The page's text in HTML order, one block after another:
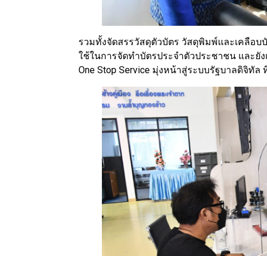
รวมทั้งจัดสรรวัสดุตัวบัตร วัสดุพิมพ์และเคลือบ
ใช้ในการจัดทำบัตรประจำตัวประชาชน และยั
One Stop Service มุ่งหน้าสู่ระบบรัฐบาลดิจิทั